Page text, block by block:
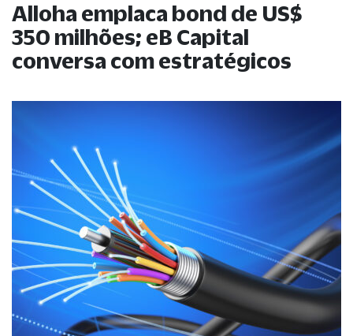
Alloha emplaca bond de US$
350 milhões; eB Capital
conversa com estratégicos